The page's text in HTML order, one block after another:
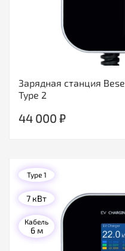
Зарядная станция
Type 2
44 000 ₽
Type 1
7 кВт
Кабель
6 м